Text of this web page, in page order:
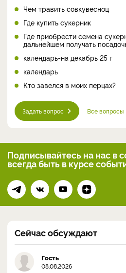
Чем травить совкувесноц
Где купить сукерник
Где приобрести семена
дальнейшем получать
календарь-на декабрь 25 г
календарь
Кто завелся в моих перцах?
Задать вопрос Все вопросы
Подписывайтесь на нас в
всегдабыть в курсе
Сейчас обсуждают
Гость
08.08.2026